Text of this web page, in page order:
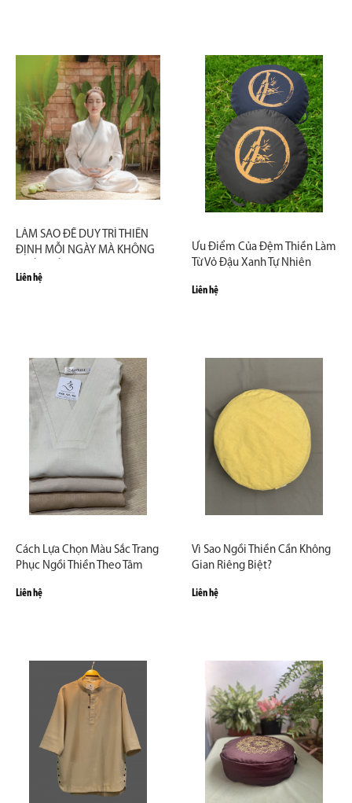
LÀM SAO ĐỂ DUY TRÌ THIỀN
ĐỊNH MỖI NGÀY MÀ KHÔNG
Liên hệ
Ưu Điểm Của Đệm Thiền Làm
Từ Vỏ Đậu Xanh Tự Nhiên
Liên hệ
Cách Lựa Chọn Màu Sắc Trang
Phục Ngồi Thiền Theo Tâm
Liên hệ
Vì Sao Ngồi Thiền Cần Không
Gian Riêng Biệt?
Liên hệ